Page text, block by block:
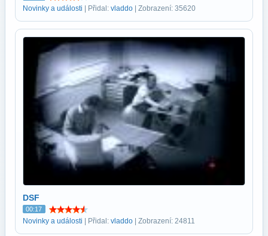
Novinky a události | Přidal: vladdo | Zobrazení: 35620
DSF
00:17
Novinky a události | Přidal: vladdo | Zobrazení: 24811